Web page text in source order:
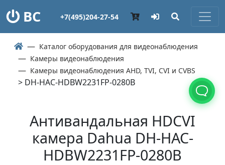
ВС +7(495)204-27-54
Каталог оборудования для видеонаблюдения
Камеры видеонаблюдения
Камеры видеонаблюдения AHD, TVI, CVI и CVBS
> DH-HAC-HDBW2231FP-0280B
Антивандальная HDCVI
камера Dahua DH-HAC-
HDBW2231FP-0280B